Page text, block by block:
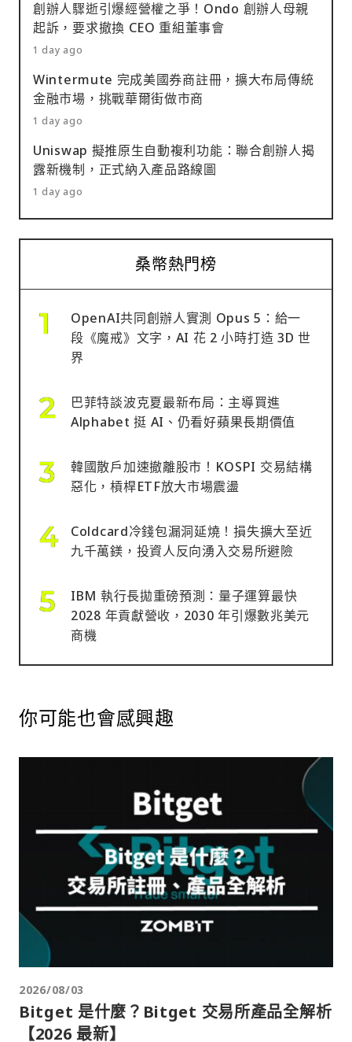
創辦人驟逝引爆經營權之爭！Ondo 創辦人母親
起訴，要求撤換 CEO 重組董事會
1 day ago
Wintermute 完成美國券商註冊，擴大布局傳統
金融市場，挑戰華爾街做市商
1 day ago
Uniswap 擬推原生自動複利功能：聯合創辦人揭
露新機制，正式納入產品路線圖
1 day ago
桑幣熱門榜
OpenAI共同創辦人實測 Opus 5：給一
段《魔戒》文字，AI 花 2 小時打造 3D 世
界
巴菲特談波克夏最新布局：主導買進
Alphabet 挺 AI、仍看好蘋果長期價值
韓國散戶加速撤離股市！KOSPI 交易結構
惡化，槓桿ETF放大市場震盪
Coldcard冷錢包漏洞延燒！損失擴大至近
九千萬鎂，投資人反向湧入交易所避險
IBM 執行長拋重磅預測：量子運算最快
2028 年貢獻營收，2030 年引爆數兆美元
商機
你可能也會感興趣
2026/08/03
Bitget 是什麼？Bitget 交易所產品全解析
【2026 最新】